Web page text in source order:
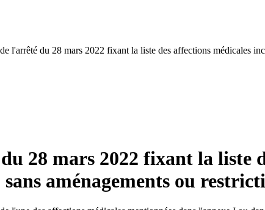
l'arrêté du 28 mars 2022 fixant la liste des affections médicales
28 mars 2022 fixant la liste
aménagements ou